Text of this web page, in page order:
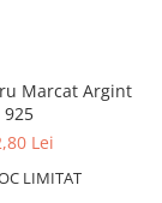
Marcat Argint
925
Lei
LIMITAT